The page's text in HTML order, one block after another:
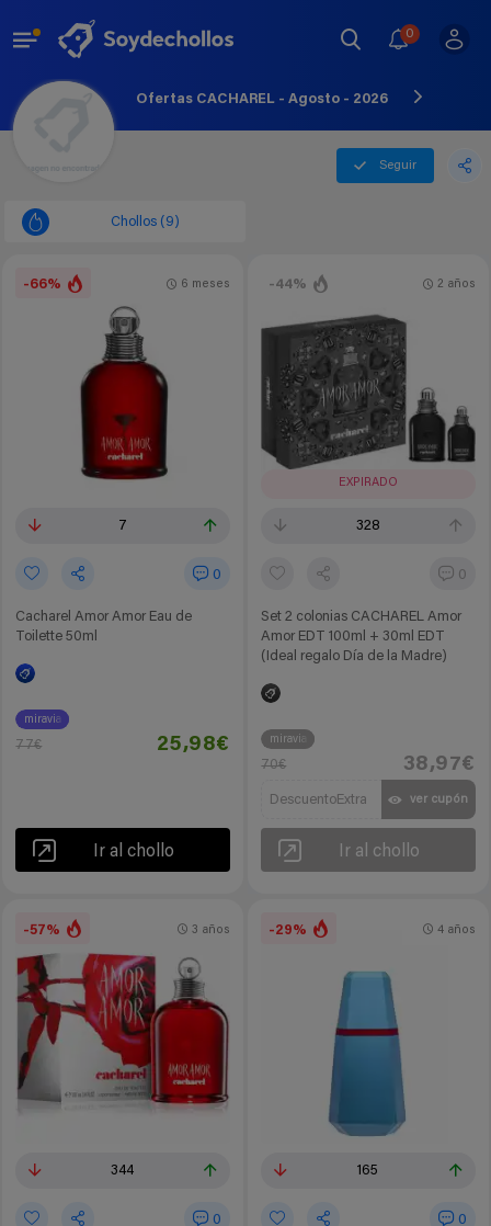
0
Ofertas CACHAREL - Agosto - 2026
Seguir
Chollos (9)
-66%
7
0
Cacharel Amor Amor Eau de
Toilette 50ml
6 meses
miravia
77€ 25,98€
Ir al chollo
-44%
EXPIRADO
328
0
Set 2 colonias CACHAREL Amor
Amor EDT 100ml + 30ml EDT
(Ideal regalo Día de la Madre)
2 años
miravia
70€ 38,97€
DescuentoExtra ver cupón
Ir al chollo
-57%
344
0
3 años -29%
165
0
4 años